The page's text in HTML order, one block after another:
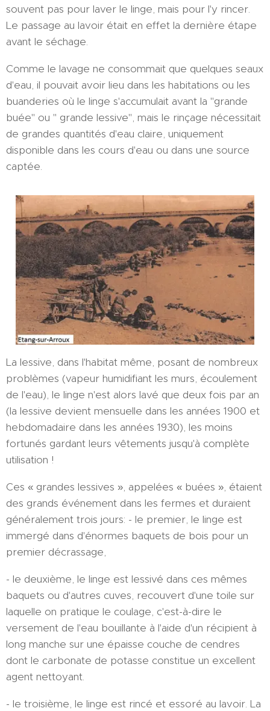
souvent pas pour laver le linge, mais pour l'y rincer.
Le passage au lavoir était en effet la dernière étape
avant le séchage.
Comme le lavage ne consommait que quelques seaux
d'eau, il pouvait avoir lieu dans les habitations ou les
buanderies où le linge s'accumulait avant la "grande
buée" ou " grande lessive", mais le rinçage nécessitait
de grandes quantités d'eau claire, uniquement
disponible dans les cours d'eau ou dans une source
captée.
La lessive, dans l'habitat même, posant de nombreux
problèmes (vapeur humidifiant les murs, écoulement
de l'eau), le linge n'est alors lavé que deux fois par an
(la lessive devient mensuelle dans les années 1900 et
hebdomadaire dans les années 1930), les moins
fortunés gardant leurs vêtements jusqu'à complète
utilisation !
Ces « grandes lessives », appelées « buées », étaient
des grands événement dans les fermes et duraient
généralement trois jours: - le premier, le linge est
immergé dans d'énormes baquets de bois pour un
premier décrassage,
- le deuxième, le linge est lessivé dans ces mêmes
baquets ou d'autres cuves, recouvert d'une toile sur
laquelle on pratique le coulage, c'est-à-dire le
versement de l'eau bouillante à l'aide d'un récipient à
long manche sur une épaisse couche de cendres
dont le carbonate de potasse constitue un excellent
agent nettoyant.
- le troisième, le linge est rincé et essoré au lavoir. La